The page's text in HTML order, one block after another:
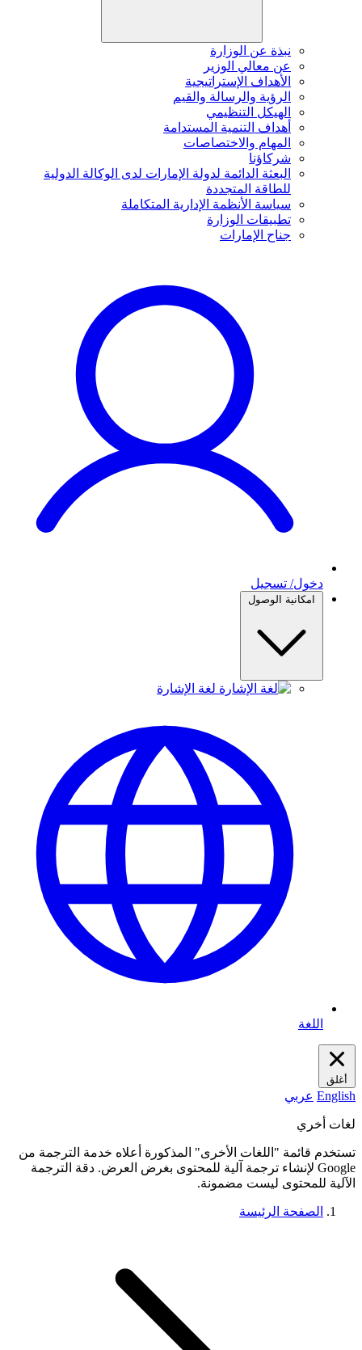
نبذة عن الوزارة
عن معالي الوزير
الأهداف الإستراتيجية
الرؤية والرسالة والقيم
الهيكل التنظيمي
أهداف التنمية المستدامة
المهام والاختصاصات
شركاؤنا
البعثة الدائمة لدولة الإمارات لدى الوكالة الدولية
للطاقة المتجددة
سياسة الأنظمة الإدارية المتكاملة
تطبيقات الوزارة
جناح الإمارات
دخول/ تسجيل
امكانية الوصول
لغة الإشارة
اللغة
أغلق
English عربي
لغات أخري
تستخدم قائمة "اللغات الأخرى" المذكورة أعلاه خدمة الترجمة من
Google لإنشاء ترجمة آلية للمحتوى بغرض العرض. دقة الترجمة
الآلية للمحتوى ليست مضمونة.
الصفحة الرئيسة